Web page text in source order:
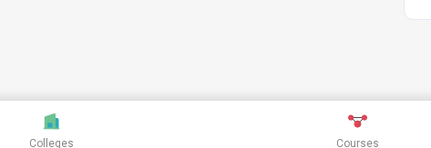
Colleges Courses